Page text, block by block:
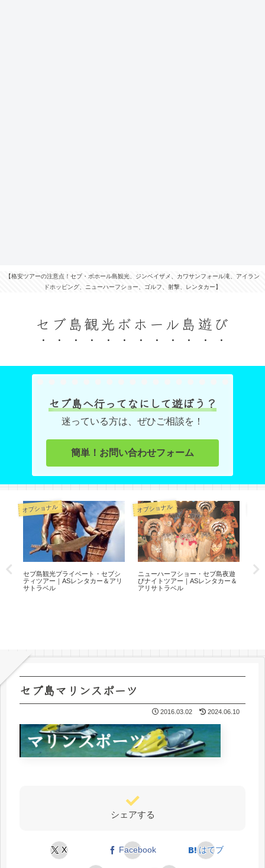
【格安ツアーの注意点！セブ・ボホール島観光、ジンベイザメ、カワサンフォール滝、アイラン
ドホッピング、ニューハーフショー、ゴルフ、射撃、レンタカー】
セブ島観光ボホール島遊び
セブ島へ行ってなにして遊ぼう？
迷っている方は、ぜひご相談を！
簡単！お問い合わせフォーム
オプショナル
セブ島観光プライベート・セブシ
ティツアー｜ASレンタカー＆アリ
サトラベル
オプショナル
ニューハーフショー・セブ島夜遊
びナイトツアー｜ASレンタカー＆
アリサトラベル
セ
セブ島マリンスポーツ
2016.03.02 2024.06.10
シェアする
X Facebook はてブ